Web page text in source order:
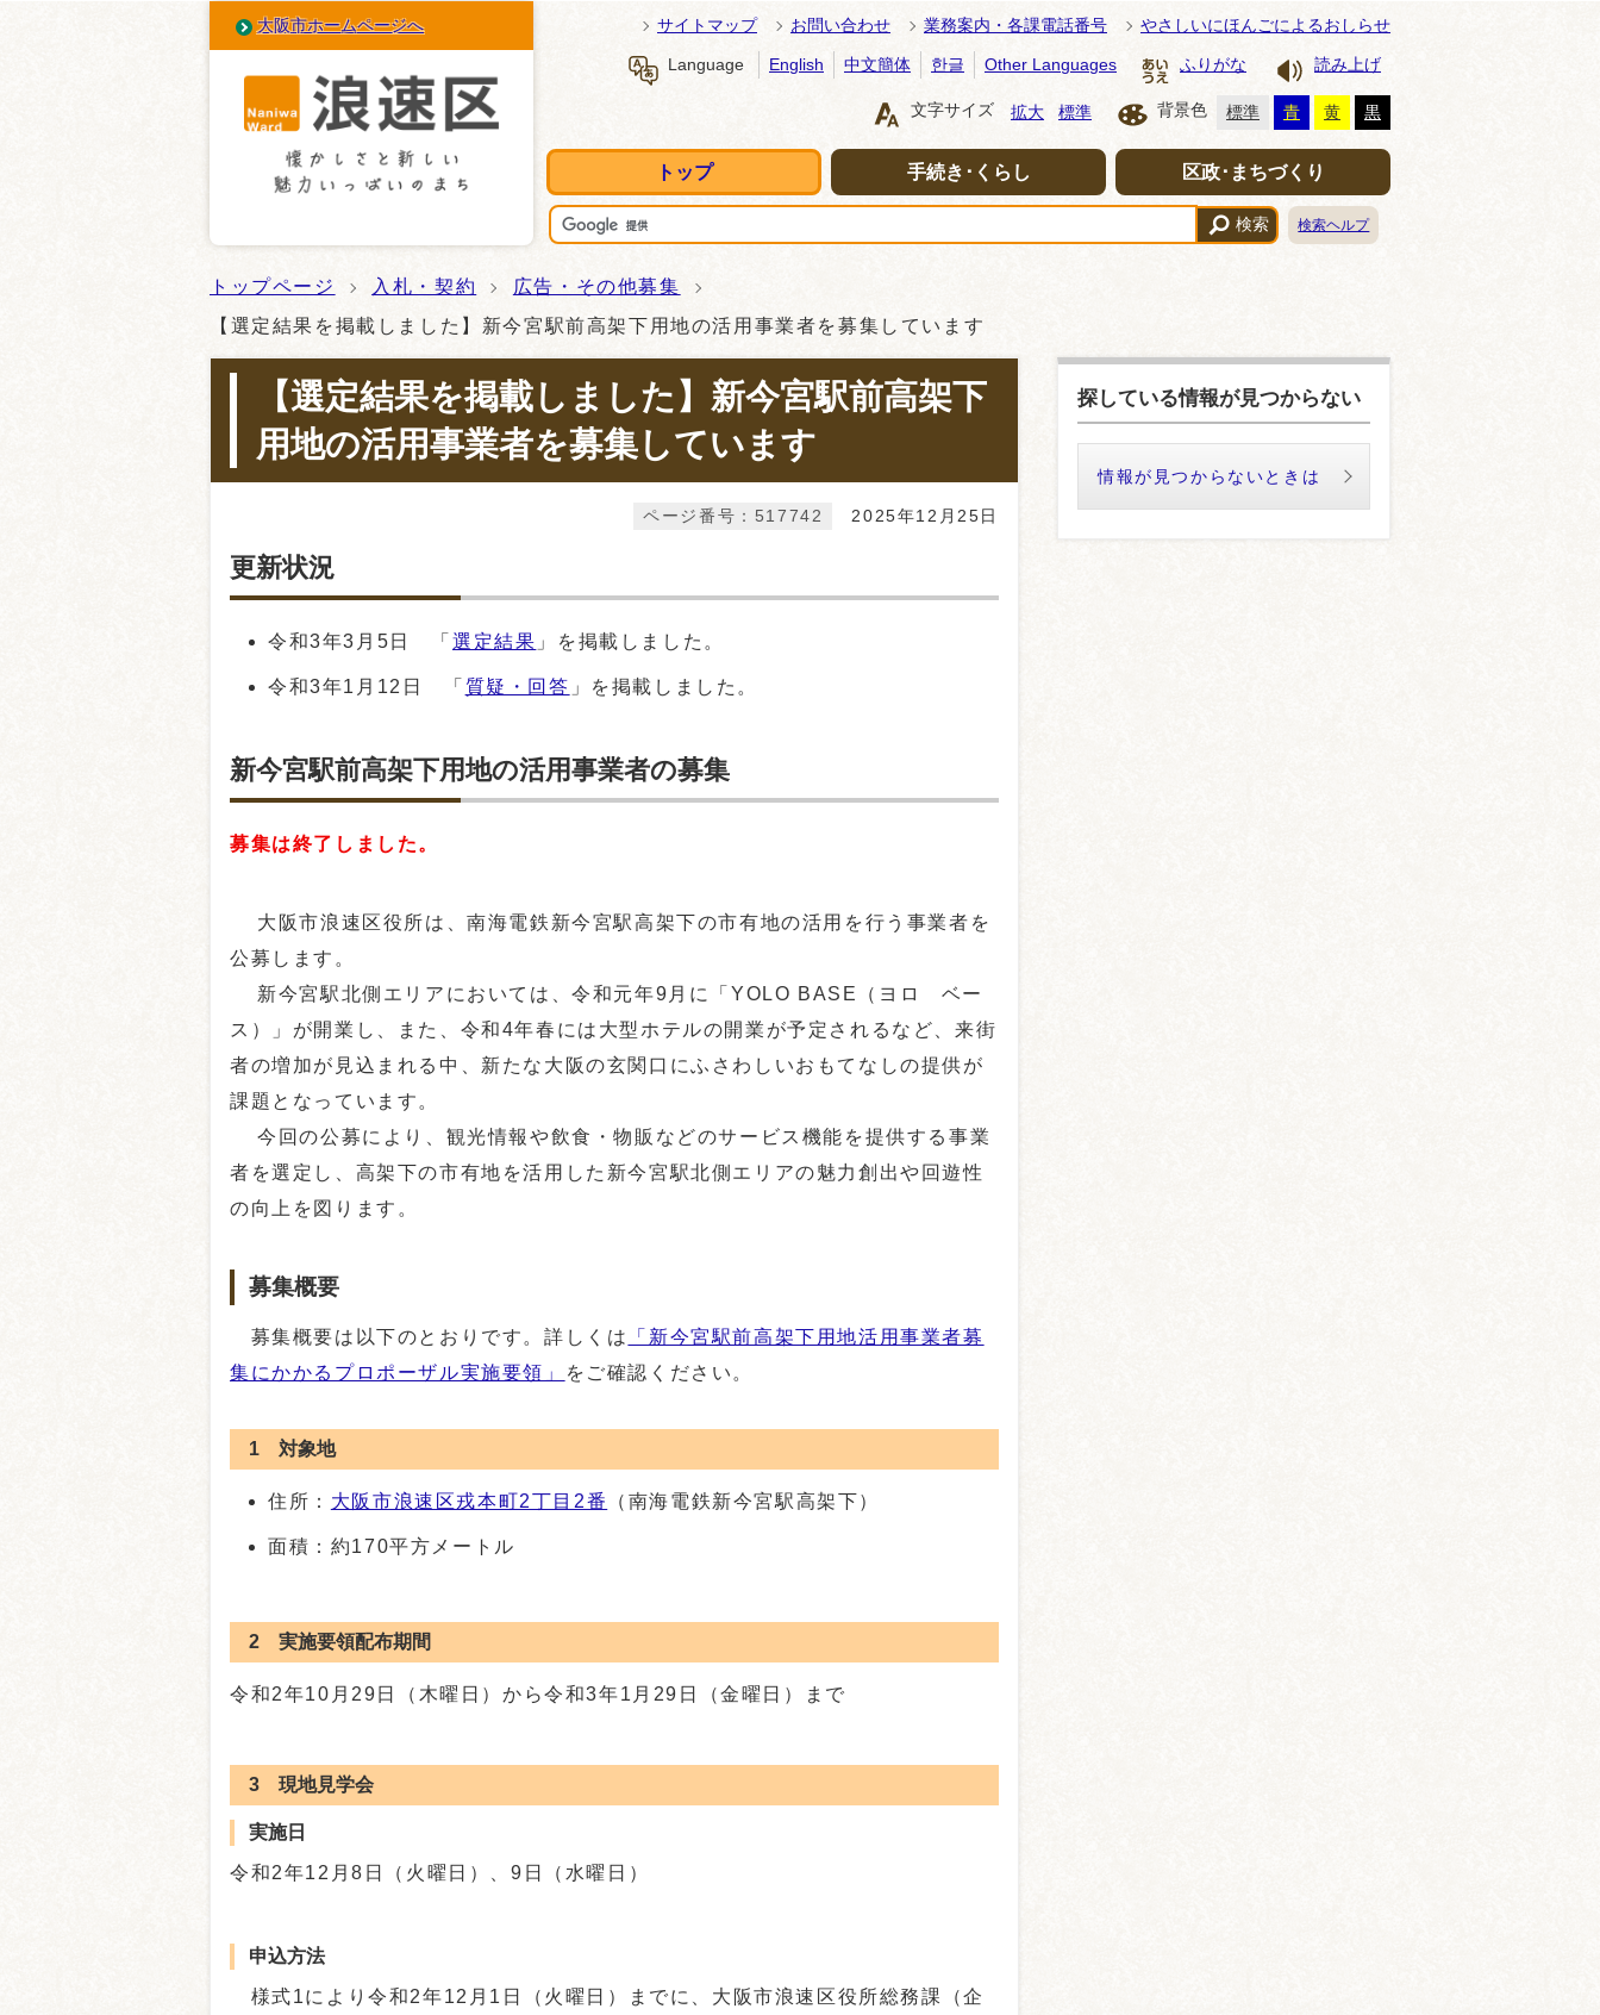
大阪市ホームページへ サイトマップ お問い合わせ 業務案内・各課電話番号 やさしいにほんごによるおしらせ
Language English 中文簡体 한글 Other Languages ふりがな 読み上げ
文字サイズ 拡大 標準 背景色 標準 青 黄 黒
トップ 手続き･くらし 区政･まちづくり
検索 検索ヘルプ
トップページ 入札・契約
広告・その他募集
【選定結果を掲載しました】新今宮駅前高架下用地の活用事業者を募集しています
【選定結果を掲載しました】新今宮駅前高架下
用地の活用事業者を募集しています
2025年12月25日
ページ番号：517742
更新状況
令和3年3月5日 「 選定結果 」を掲載しました。
令和3年1月12日 「 質疑・回答 」を掲載しました。
新今宮駅前高架下用地の活用事業者の募集
募集は終了しました。
大阪市浪速区役所は、南海電鉄新今宮駅高架下の市有地の活用を行う事業者を
公募します。
新今宮駅北側エリアにおいては、令和元年9月に「YOLO BASE（ヨロ ベー
ス）」が開業し、また、令和4年春には大型ホテルの開業が予定されるなど、来街
者の増加が見込まれる中、新たな大阪の玄関口にふさわしいおもてなしの提供が
課題となっています。
今回の公募により、観光情報や飲食・物販などのサービス機能を提供する事業
者を選定し、高架下の市有地を活用した新今宮駅北側エリアの魅力創出や回遊性
の向上を図ります。
募集概要
募集概要は以下のとおりです。詳しくは
「新今宮駅前高架下用地活用事業者募
集にかかるプロポーザル実施要領」
をご確認ください。
1 対象地
住所： 大阪市浪速区戎本町2丁目2番 （南海電鉄新今宮駅高架下）
面積：約170平方メートル
2 実施要領配布期間
令和2年10月29日（木曜日）から令和3年1月29日（金曜日）まで
3 現地見学会
実施日
令和2年12月8日（火曜日）、9日（水曜日）
申込方法
様式1により令和2年12月1日（火曜日）までに、大阪市浪速区役所総務課（企
探している情報が見つからない
情報が見つからないときは